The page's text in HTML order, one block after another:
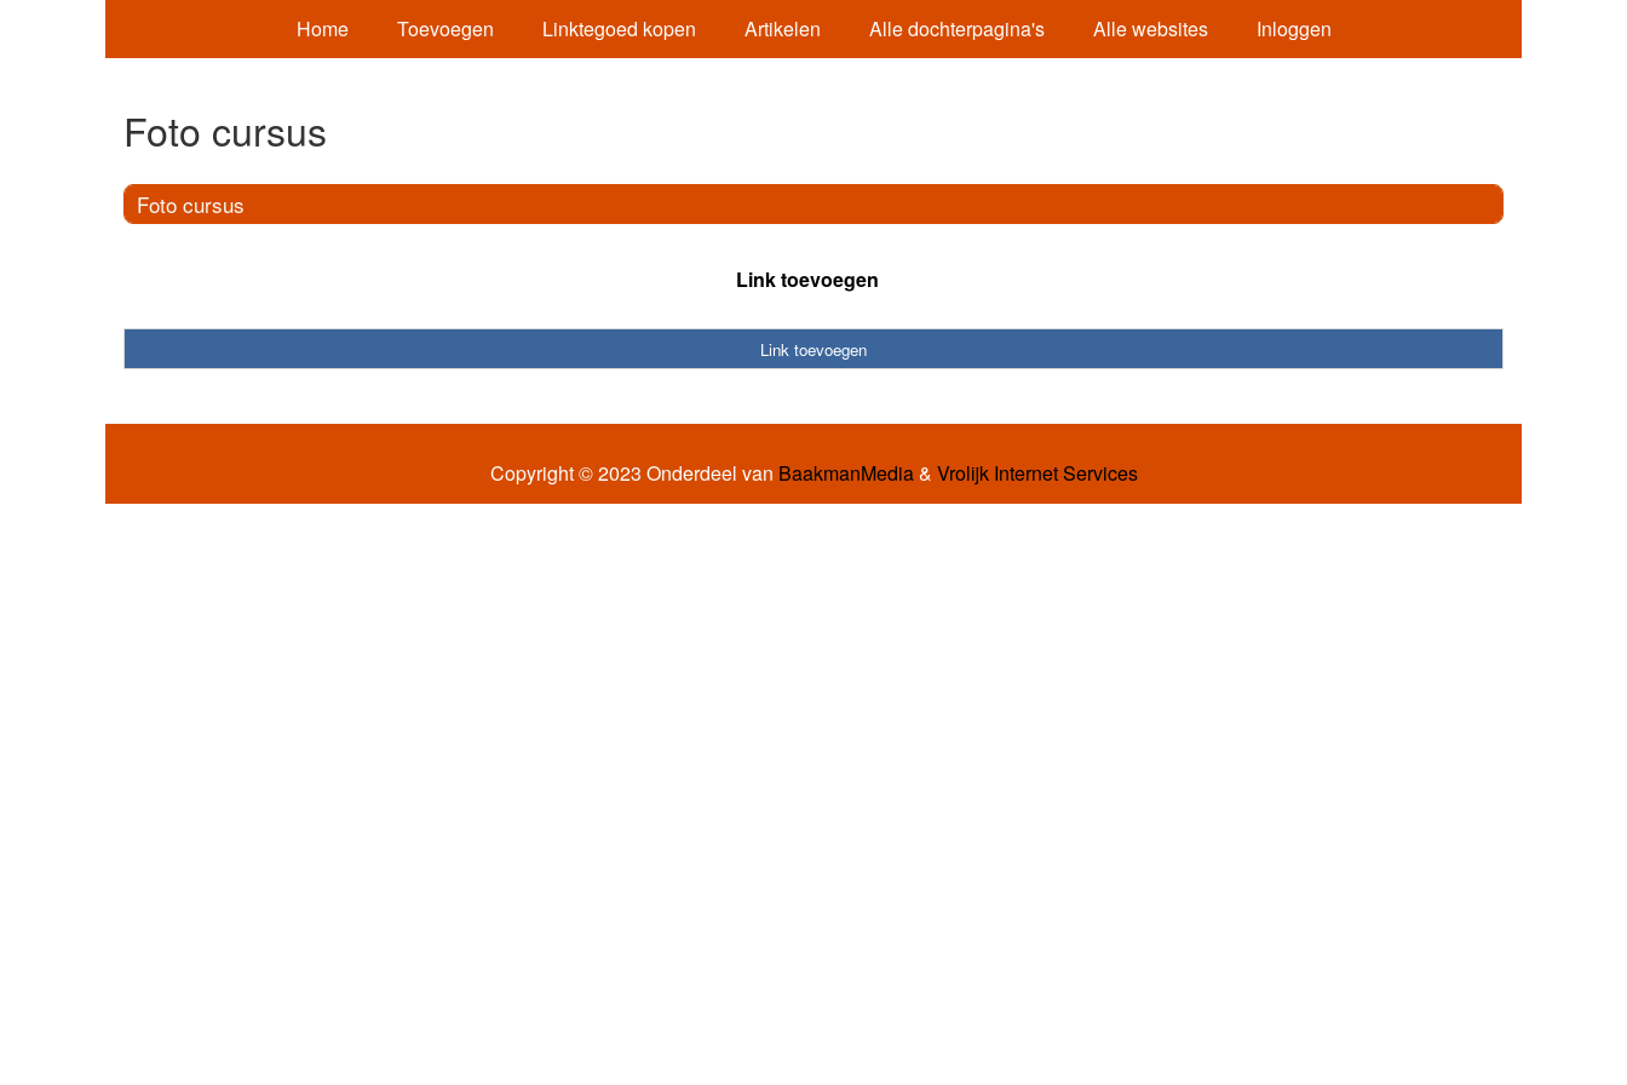
Home Toevoegen Linktegoed kopen Artikelen Alle dochterpagina's Alle websites Inloggen
Foto cursus
Foto cursus
Link toevoegen
Link toevoegen
Copyright © 2023 Onderdeel van BaakmanMedia& Vrolijk Internet Services